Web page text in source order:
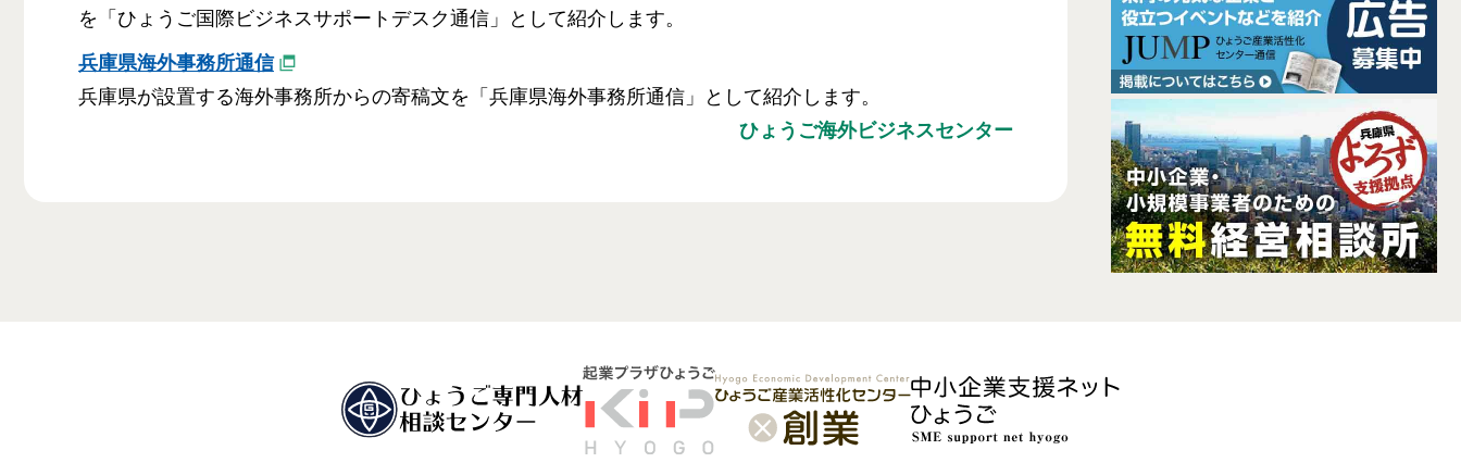
を「ひょうご国際ビジネスサポートデスク通信」として紹介します。
兵庫県海外事務所通信
兵庫県が設置する海外事務所からの寄稿文を「兵庫県海外事務所通信」として紹介します。
ひょうご海外ビジネスセンター